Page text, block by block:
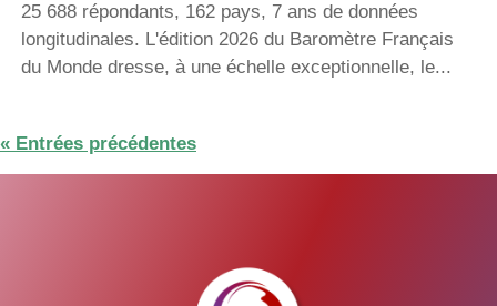
25 688 répondants, 162 pays, 7 ans de données
longitudinales. L'édition 2026 du Baromètre Français
du Monde dresse, à une échelle exceptionnelle, le...
« Entrées précédentes